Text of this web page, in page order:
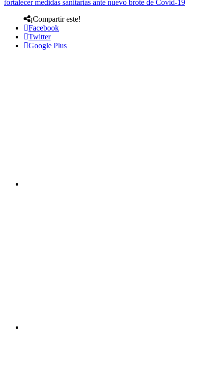
fortalecer medidas sanitarias ante nuevo brote de Covid-19
¡Compartir este!
Facebook
Twitter
Google Plus